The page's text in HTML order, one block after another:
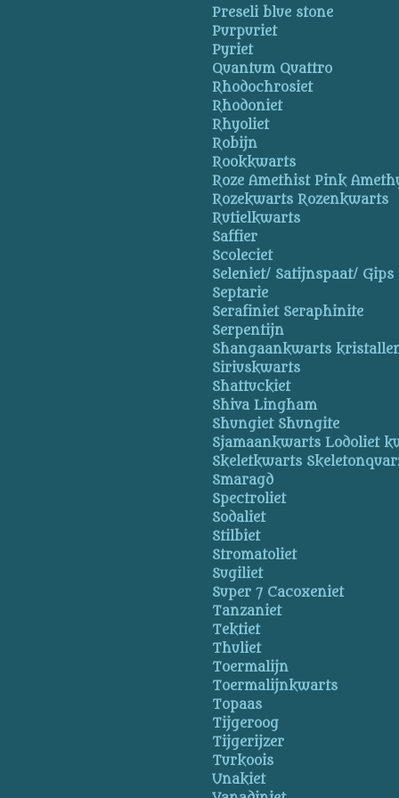
Preseli blue stone
Purpuriet
Pyriet
Quantum Quattro
Rhodochrosiet
Rhodoniet
Rhyoliet
Robijn
Rookkwarts
Roze Amethist Pink
Rozekwarts Rozenkwarts
Rutielkwarts
Saffier
Scoleciet
Seleniet/ Satijnspaat/ Gips
Septarie
Serafiniet Seraphinite
Serpentijn
Shangaankwarts
Siriuskwarts
Shattuckiet
Shiva Lingham
Shungiet Shungite
Sjamaankwarts Lodoliet
Skeletkwarts
Smaragd
Spectroliet
Sodaliet
Stilbiet
Stromatoliet
Sugiliet
Super 7 Cacoxeniet
Tanzaniet
Tektiet
Thuliet
Toermalijn
Toermalijnkwarts
Topaas
Tijgeroog
Tijgerijzer
Turkoois
Unakiet